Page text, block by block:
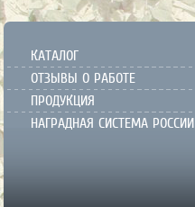
КАТАЛОГ
ОТЗЫВЫ О РАБОТЕ
ПРОДУКЦИЯ
НАГРАДНАЯ СИСТЕМА РОССИИ